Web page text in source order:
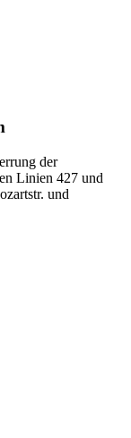
der
Linien 427 und
und